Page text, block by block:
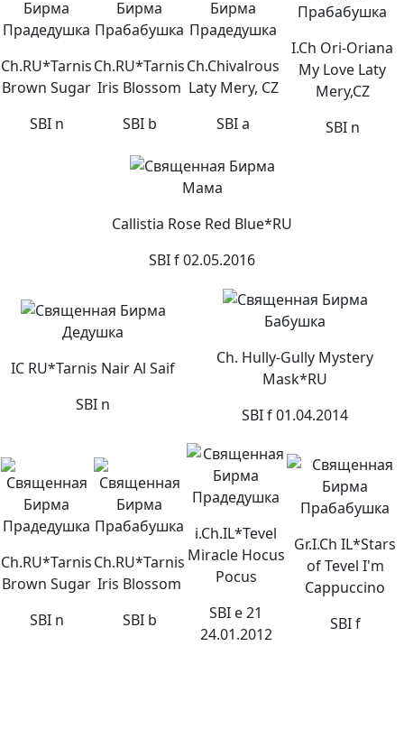
Прадедушка
Сh.RU*Tarnis
Brown Sugar
SBI n
Прабабушка
Ch.RU*Tarnis
Iris Blossom
SBI b
Прадедушка
Ch.Chivalrous
Laty Mery, CZ
SBI a
Прабабушка
I.Ch Ori-Oriana
My Love Laty
Mery,CZ
SBI n
Мама
Callistia Rose Red Blue*RU
SBI f 02.05.2016
Дедушка
IC RU*Tarnis Nair Al Saif
SBI n
Бабушка
Ch. Hully-Gully Mystery
Mask*RU
SBI f 01.04.2014
Прадедушка
Сh.RU*Tarnis
Brown Sugar
SBI n
Прабабушка
Ch.RU*Tarnis
Iris Blossom
SBI b
Прадедушка
i.Ch.IL*Tevel
Miracle Hocus
Pocus
SBI e 21
24.01.2012
Прабабушка
Gr.I.Ch IL*Stars
of Tevel I'm
Cappuccino
SBI f